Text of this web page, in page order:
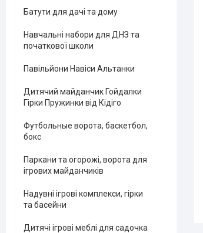
Батути для дачі та дому
Навчальні набори для ДНЗ та
початкової школи
Павільйони Навіси Альтанки
Дитячий майданчик Гойдалки
Гірки Пружинки від Кідіго
Футбольные ворота, баскетбол,
бокс
Паркани та огорожі, ворота для
ігрових майданчиків
Надувні ігрові комплекси, гірки
та басейни
Дитячі ігрові меблі для садочка